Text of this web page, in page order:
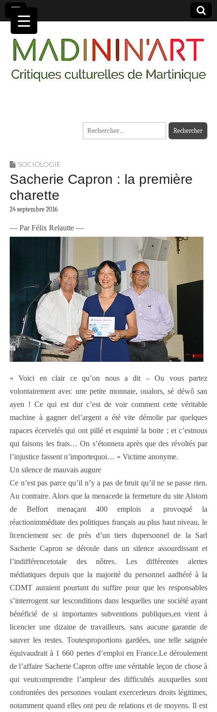
MADININ'ART
Rechercher :
SOCIOLOGIE
Sacherie Capron : la première
charette
24 septembre 2016
— Par Félix Relautte —
« Voici en clair ce qu’on nous a dit – Ou vous partez
volontairement avec une petite monnaie, oualors, sé déwô san
ayen ! Ce qui est dur c’est de voir comment cette véritable
machine à gagner del’argent a été vite démolie par quelques
rapaces écervelés qui ont pillé et esquinté la boite ; et c’estnous
qui faisons les frais… On s’étonnera après que des révoltés par
l’injustice fassent n’importequoi… » Victime anonyme.
Un silence de mauvais augure
Ce n’est pas parce qu’il n’y a pas de bruit qu’il ne se passe rien.
Au contraire. Alors que la menacede la fermeture du site Alstom
de Belfort menaçant 400 emplois a provoqué la
réactionimmédiate des politiques français au plus haut niveau, le
licenciement sec de près d’un tiers dupersonnel de la Sarl
Sacherie Capron se déroule dans un silence assourdissant et
l’indifférencetotale des nôtres. Les différentes alertes
médiatiques depuis que la majorité du personnel aadhéré à la
CDMT auraient pourtant du suffire pour que les responsables
s’interrogent sur lesconditions dans lesquelles une société ayant
bénéficié de si importantes subventions publiques,en vient à
licencier une dizaine de travailleurs, sans aucune garantie de
sauver les restes. Toutesproportions gardées, une telle saignée
équivaudrait à 1 660 pertes d’emploi en France.Le déroulement
de l’affaire Sacherie Capron offre une véritable leçon de chose à
qui veutcomprendre l’ampleur des difficultés auxquelles sont
confrontées des personnes voulant exercerleurs droits légitimes,
notamment quand elles ont peu de relations et de moyens. Il est